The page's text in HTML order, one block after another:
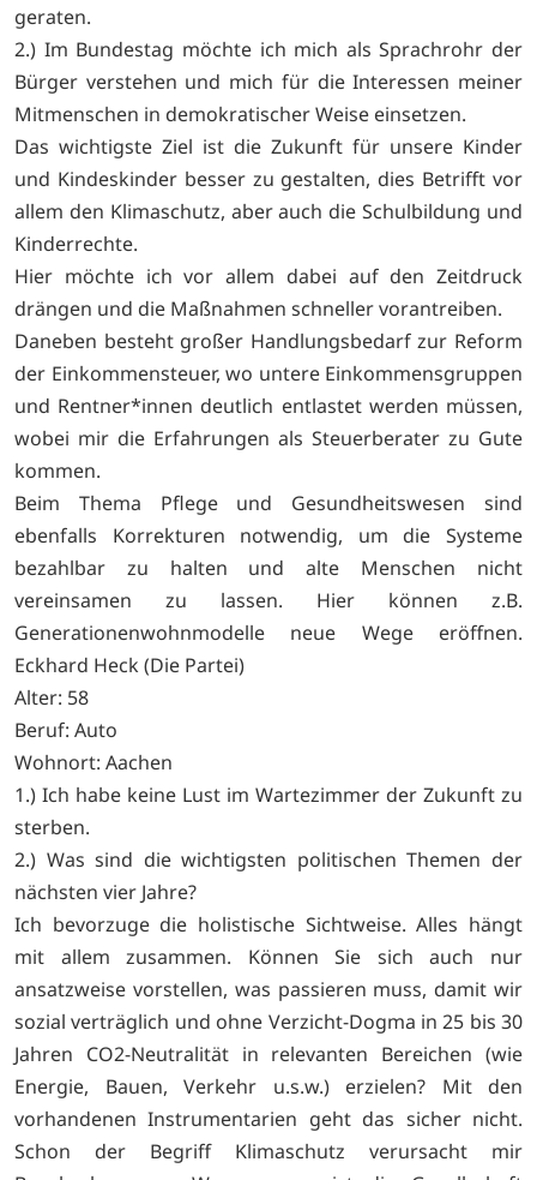
geraten.
2.) Im Bundestag möchte ich mich als Sprachrohr der
Bürger verstehen und mich für die Interessen meiner
Mitmenschen in demokratischer Weise einsetzen.
Das wichtigste Ziel ist die Zukunft für unsere Kinder
und Kindeskinder besser zu gestalten, dies Betrifft vor
allem den Klimaschutz, aber auch die Schulbildung und
Kinderrechte.
Hier möchte ich vor allem dabei auf den Zeitdruck
drängen und die Maßnahmen schneller vorantreiben.
Daneben besteht großer Handlungsbedarf zur Reform
der Einkommensteuer, wo untere Einkommensgruppen
und Rentner*innen deutlich entlastet werden müssen,
wobei mir die Erfahrungen als Steuerberater zu Gute
kommen.
Beim Thema Pflege und Gesundheitswesen sind
ebenfalls Korrekturen notwendig, um die Systeme
bezahlbar zu halten und alte Menschen nicht
vereinsamen zu lassen. Hier können z.B.
Generationenwohnmodelle neue Wege eröffnen.
Eckhard Heck (Die Partei)
Alter: 58
Beruf: Auto
Wohnort: Aachen
1.) Ich habe keine Lust im Wartezimmer der Zukunft zu
sterben.
2.) Was sind die wichtigsten politischen Themen der
nächsten vier Jahre?
Ich bevorzuge die holistische Sichtweise. Alles hängt
mit allem zusammen. Können Sie sich auch nur
ansatzweise vorstellen, was passieren muss, damit wir
sozial verträglich und ohne Verzicht-Dogma in 25 bis 30
Jahren CO2-Neutralität in relevanten Bereichen (wie
Energie, Bauen, Verkehr u.s.w.) erzielen? Mit den
vorhandenen Instrumentarien geht das sicher nicht.
Schon der Begriff Klimaschutz verursacht mir